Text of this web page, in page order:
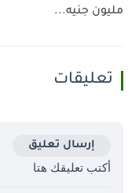
مليون جنيه...
تعليقات
إرسال تعليق
أكتب تعليقك هتا